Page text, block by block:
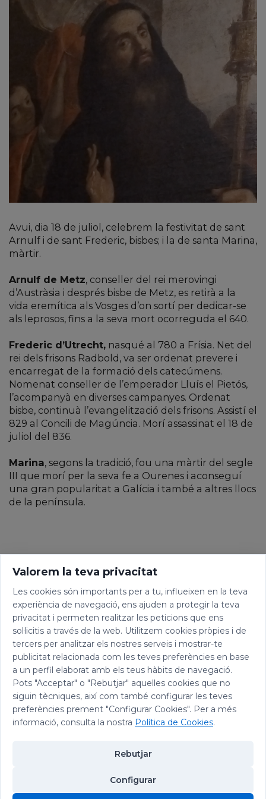
Avui, dia 18 de juliol, celebrem la festivitat de sant
Arnulf i de sant Frederic, bisbes; i la de santa Marina,
màrtir.
Arnulf de Metz, conseller del rei merovingi
d’Austràsia i després bisbe de Metz, es retirà a la
vida eremítica als Vosges d’on sortí per dedicar-se
als leprosos, fins a la seva mort ocorreguda el 640.
Frederic d’Utrecht, nasqué al 780 a Frísia. Net del
rei dels frisons Radbold, va ser ordenat prevere i
encarregat de la formació dels catecúmens.
Nomenat conseller de l’emperador Lluís el Pietós,
l’acompanyà en diverses campanyes. Ordenat
bisbe, continuà l’evangelització dels frisons. Assistí el
829 al Concili de Magúncia. Morí assassinat el 18 de
juliol del 836.
Marina, segons la tradició, fou una màrtir del segle
III que morí per la seva fe a Ourenes i aconseguí
una gran popularitat a Galícia i també a altres llocs
de la península.
Valorem la teva privacitat
Les cookies són importants per a tu, influeixen en la teva
experiència de navegació, ens ajuden a protegir la teva
privacitat i permeten realitzar les peticions que ens
sol·licitis a través de la web. Utilitzem cookies pròpies i de
tercers per analitzar els nostres serveis i mostrar-te
publicitat relacionada com les teves preferències en base
a un perfil elaborat amb els teus hàbits de navegació.
Pots "Acceptar" o "Rebutjar" aquelles cookies que no
siguin tècniques, així com també configurar les teves
preferències prement "Configurar Cookies". Per a més
informació, consulta la nostra Política de Cookies.
Rebutjar
Configurar